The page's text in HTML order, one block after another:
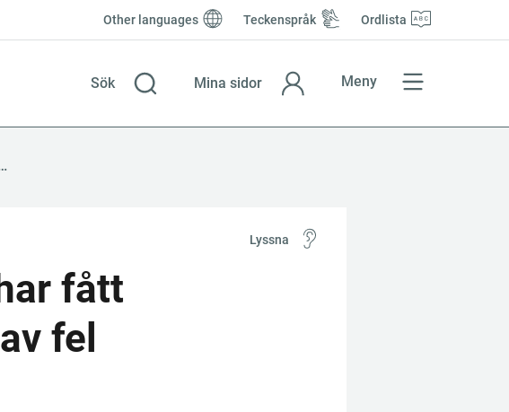
Other languages Teckenspråk Ordlista
Sök Mina sidor Meny
anmärkning på grund av fel hos er?
Lyssna
fått
fel